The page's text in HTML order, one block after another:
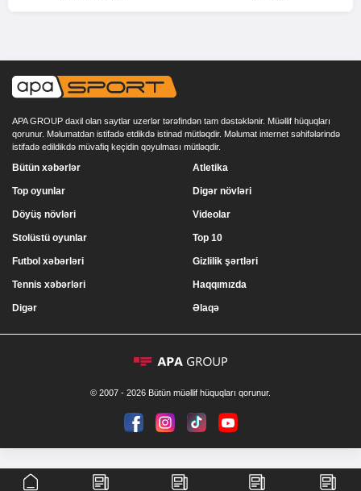
APA GROUP daxil olan saytlar uzerlər tərəfindən tam dəstəklənir. Müəllif hüquqları
qorunur. Məlumatdan istifadə etdikdə istinad mütləqdir. Məlumat internet səhifələrində
istifadə edildikdə müvafiq keçidin qoyulması mütləqdir.
Bütün xəbərlər
Top oyunlar
Döyüş növləri
Stolüstü oyunlar
Atletika
Digər növləri
Videolar
Top 10
Futbol xəbərləri
Tennis xəbərləri
Digər
Gizlilik şərtləri
Haqqımızda
Əlaqə
© 2007 - 2026 Bütün müəllif hüquqları qorunur.